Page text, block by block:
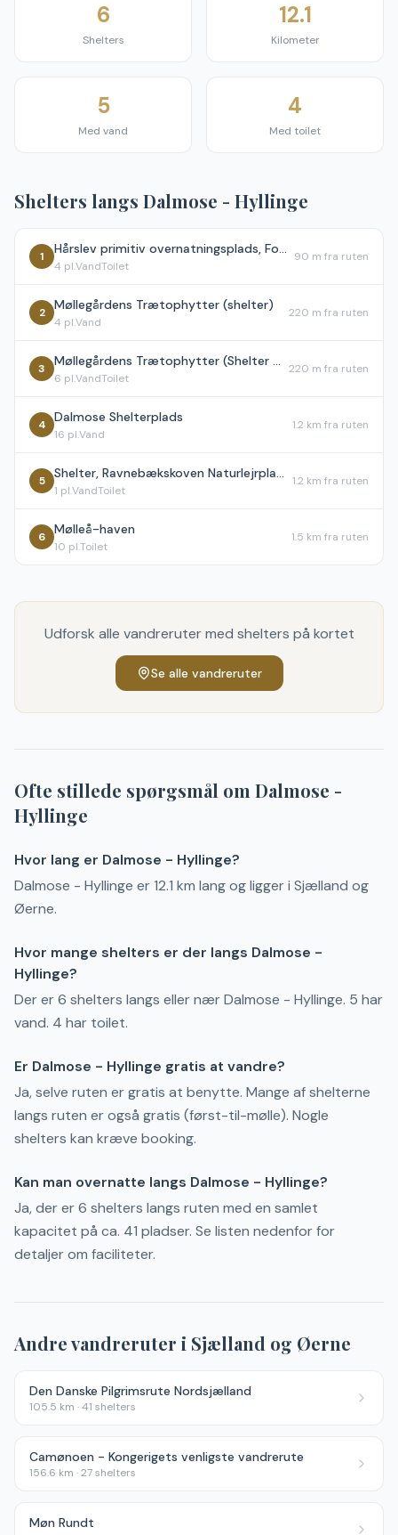
6
Shelters
12.1
Kilometer
5
Med vand
4
Med toilet
Shelters langs Dalmose - Hyllinge
1 Hårslev primitiv overnatningsplads, Fodsporet
4 pl.VandToilet
90 m fra ruten
2 Møllegårdens Trætophytter (shelter)
4 pl.Vand
220 m fra ruten
3 Møllegårdens Trætophytter (Shelter og bålhytte)
6 pl.VandToilet
220 m fra ruten
4 Dalmose Shelterplads
16 pl.Vand
1.2 km fra ruten
5 Shelter, Ravnebækskoven Naturlejrplads
1 pl.VandToilet
1.2 km fra ruten
6 Mølleå-haven
10 pl.Toilet
1.5 km fra ruten
Udforsk alle vandreruter med shelters på kortet
Se alle vandreruter
Ofte stillede spørgsmål om Dalmose -
Hyllinge
Hvor lang er Dalmose - Hyllinge?
Dalmose - Hyllinge er 12.1 km lang og ligger i Sjælland og
Øerne.
Hvor mange shelters er der langs Dalmose -
Hyllinge?
Der er 6 shelters langs eller nær Dalmose - Hyllinge. 5 har
vand. 4 har toilet.
Er Dalmose - Hyllinge gratis at vandre?
Ja, selve ruten er gratis at benytte. Mange af shelterne
langs ruten er også gratis (først-til-mølle). Nogle
shelters kan kræve booking.
Kan man overnatte langs Dalmose - Hyllinge?
Ja, der er 6 shelters langs ruten med en samlet
kapacitet på ca. 41 pladser. Se listen nedenfor for
detaljer om faciliteter.
Andre vandreruter i Sjælland og Øerne
Den Danske Pilgrimsrute Nordsjælland
105.5 km ·41 shelters
Camønoen - Kongerigets venligste vandrerute
156.6 km ·27shelters
Møn Rundt